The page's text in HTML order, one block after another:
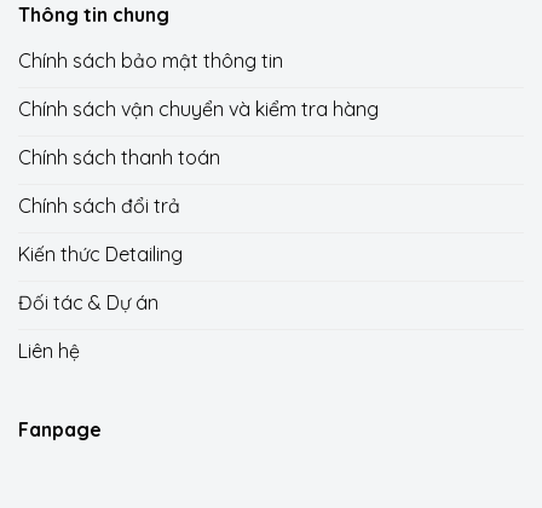
Thông tin chung
Chính sách bảo mật thông tin
Chính sách vận chuyển và kiểm tra hàng
Chính sách thanh toán
Chính sách đổi trả
Kiến thức Detailing
Đối tác & Dự án
Liên hệ
Fanpage